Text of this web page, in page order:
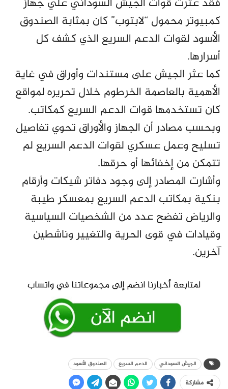
كمبيوتر محمول “لابتوب” كان بمثابة الصندوق
الأسود لقوات الدعم السريع الذي كشف كل
أسرارها.
كما عثر الجيش على مستندات وأوراق في غاية
الأهمية بالعاصمة الخرطوم خلال تحريره لمواقع
كان تستخدمها قوات الدعم السريع كمكاتب.
وبحسب مصادر أن الجهاز والأوراق تحوي تفاصيل
تسليح وعمل عسكري لقوات الدعم السريع لم
تتمكن من إخفائها أو حرقها.
وأشارت المصادر إلى وجود دفاتر شيكات وأرقام
بنكية بمكاتب الدعم السريع بمعسكر طيبة
والرياض تفضح عدد من الشخصيات السياسية
وقيادات في قوى الحرية والتغيير وناشطين
آخرين.
الجيش السوداني الدعم السريع الصندوق الأسود
مشاركة